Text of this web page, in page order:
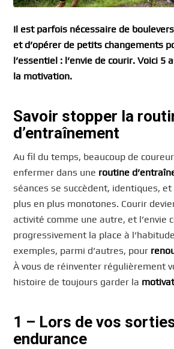
Il est parfois nécessaire de
et d’opérer de petits changements
l’essentiel : l’envie de courir. Voici 5
la motivation.
Savoir stopper la
d’entraînement
Au fil du temps, beaucoup de
enfermer dans une routine
séances se succèdent, identiques,
plus en plus monotones. Courir
activité comme une autre, et l’envie
progressivement la place à
exemples, parmi d’autres, pour
À vous de réinventer régulièrement
histoire de toujours garder la
1 – Lors de vos
endurance